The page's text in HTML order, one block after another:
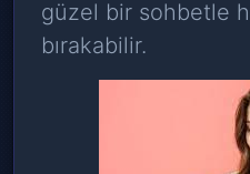
güzel bir sohbetle
bırakabilir.